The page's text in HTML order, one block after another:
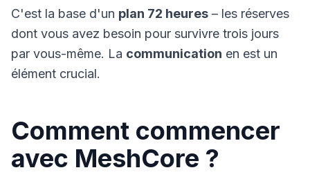
C'est la base d'un plan 72 heures – les réserves
dont vous avez besoin pour survivre trois jours
par vous-même. La communication en est un
élément crucial.
Comment commencer
avec MeshCore ?